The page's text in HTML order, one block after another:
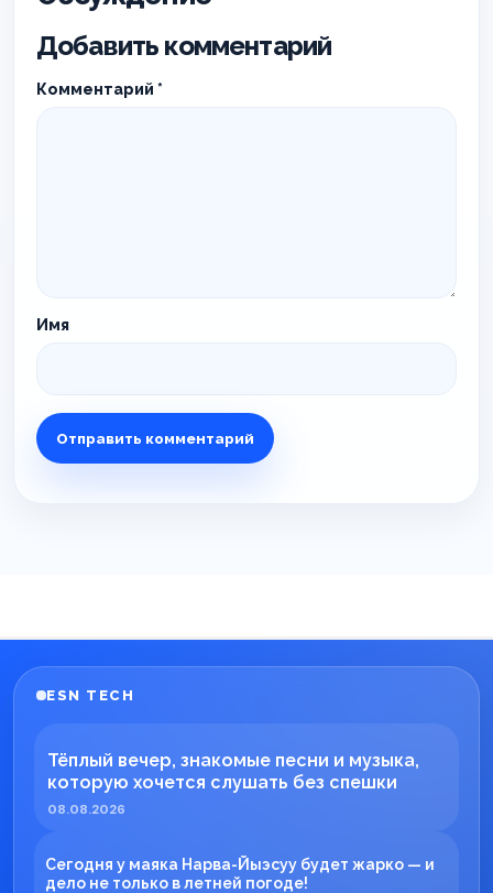
Добавить комментарий
Комментарий *
Имя
ESN TECH
Тёплый вечер, знакомые песни и музыка,
которую хочется слушать без спешки
08.08.2026
Сегодня у маяка Нарва-Йыэсуу будет жарко — и
дело не только в летней погоде!